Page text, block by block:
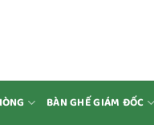
BÀN GHẾ GIÁM ĐỐC